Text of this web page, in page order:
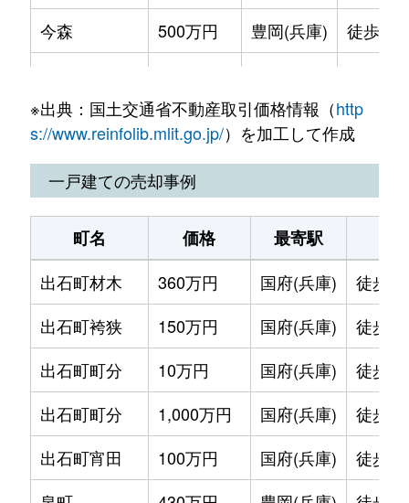
今森
500万円 豊岡(兵庫)
徒歩45
大手町
200万円 豊岡(兵庫)
徒歩5分
城崎町上山
1,000万円 玄武洞
徒歩3分
京町
450万円 豊岡(兵庫)
徒歩18
九日市上町
1,700万円 国府(兵庫)
九日市上町
800万円 豊岡(兵庫)
徒歩45
九日市上町
800万円 豊岡(兵庫)
徒歩45
九日市下町
410万円 豊岡(兵庫)
徒歩28
九日市下町
1,500万円 豊岡(兵庫)
徒歩29
九日市下町
900万円 豊岡(兵庫)
徒歩26
※出典：国土交通省不動産取引価格情報（http
s://www.reinfolib.mlit.go.jp/）を加工して作成
一戸建ての売却事例
町名 価格 最寄駅
出石町材木
360万円 国府(兵庫)
徒歩2
出石町袴狭
150万円 国府(兵庫)
徒歩1
出石町町分
10万円 国府(兵庫)
徒歩2
出石町町分
1,000万円 国府(兵庫)
徒歩2
出石町宵田
100万円 国府(兵庫)
徒歩2